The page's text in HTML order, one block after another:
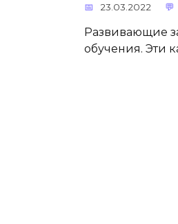
23.03.2022
Развивающие
обучения. Эти